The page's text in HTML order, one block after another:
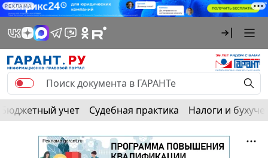
РЕКЛАМА
Бюджетный учет Судебная практика Налоги и